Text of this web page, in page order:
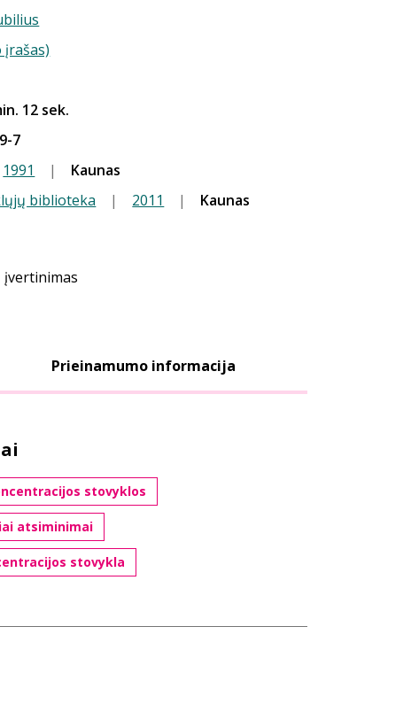
įrašas)
12 sek.
7
1991 |
Kaunas
biblioteka | 2011 | Kaunas
įvertinimas
Prieinamumo informacija
stovyklos
atsiminimai
stovykla